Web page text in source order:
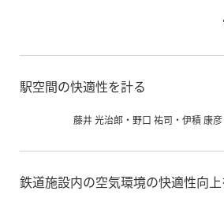
駅空間の快適性を計る
藤井 光治郎・野口 祐司・伊積 康
鉄道施設内の空気環境の快適性向